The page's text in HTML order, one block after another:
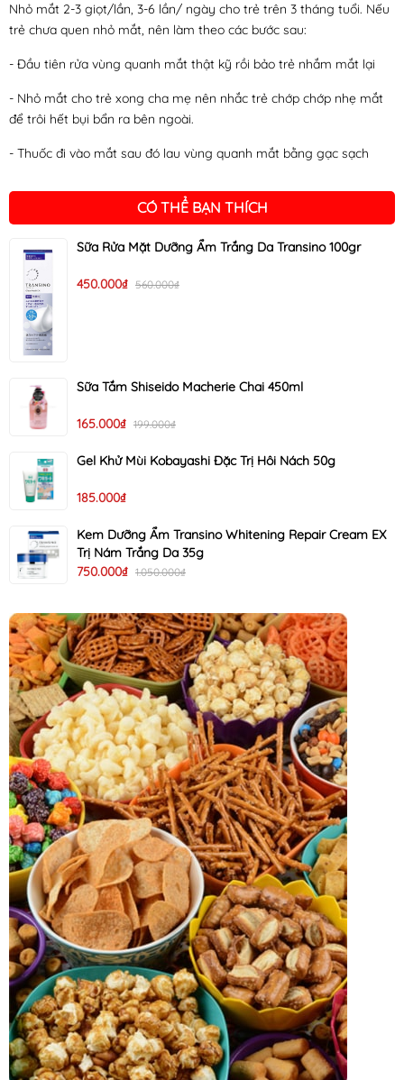
Nhỏ mắt 2-3 giọt/lần, 3-6 lần/ ngày cho trẻ trên 3 tháng tuổi. Nếu
trẻ chưa quen nhỏ mắt, nên làm theo các bước sau:
- Đầu tiên rửa vùng quanh mắt thật kỹ rồi bảo trẻ nhắm mắt lại
- Nhỏ mắt cho trẻ xong cha mẹ nên nhắc trẻ chớp chớp nhẹ mắt
để trôi hết bụi bẩn ra bên ngoài.
- Thuốc đi vào mắt sau đó lau vùng quanh mắt bằng gạc sạch
CÓ THỂ BẠN THÍCH
Sữa Rửa Mặt Dưỡng Ẩm Trắng Da Transino 100gr
450.000₫ 560.000₫
Sữa Tắm Shiseido Macherie Chai 450ml
165.000₫ 199.000₫
Gel Khử Mùi Kobayashi Đặc Trị Hôi Nách 50g
185.000₫
Kem Dưỡng Ẩm Transino Whitening Repair Cream EX
Trị Nám Trắng Da 35g
750.000₫ 1.050.000₫